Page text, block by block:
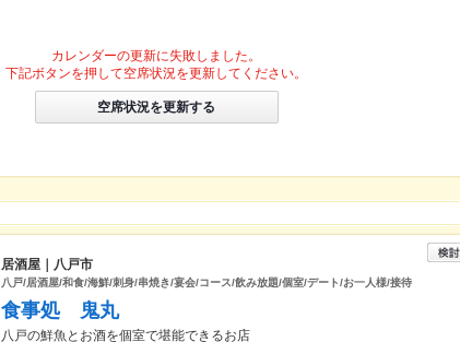
カレンダーの更新に失敗しました。
下記ボタンを押して空席状況を更新してください。
空席状況を更新する
居酒屋｜八戸市
八戸/居酒屋/和食/海鮮/刺身/串焼き/宴会/コース/飲み放題/個室/デート/お一人様/接待
食事処 鬼丸
八戸の鮮魚とお酒を個室で堪能できるお店